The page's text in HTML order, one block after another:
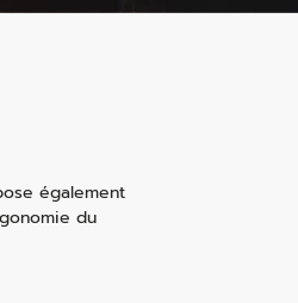
également
du